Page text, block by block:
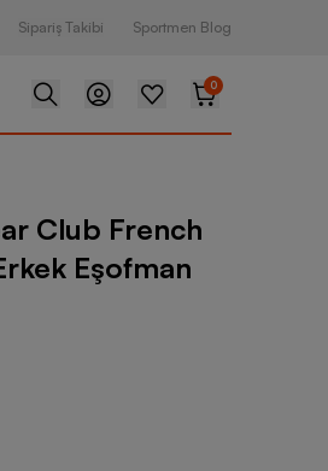
Sipariş Takibi Sportmen Blog
0
Erkek Eşofman Altı
Club French
Eşofman